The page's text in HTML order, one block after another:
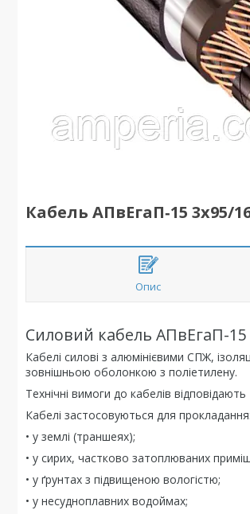
Кабель АПвЕгаП‑15 3х95/
Опис
Силовий кабель АПвЕгаП-15
Кабелі силові з алюмінієвими СПЖ,
зовнішньою оболонкою з поліетилену.
Технічні вимоги до кабелів
Кабелі застосовуються для прокладання:
• у землі (траншеях);
• у сирих, частково затоплюваних
• у ґрунтах з підвищеною вологістю;
• у несудноплавних водоймах;